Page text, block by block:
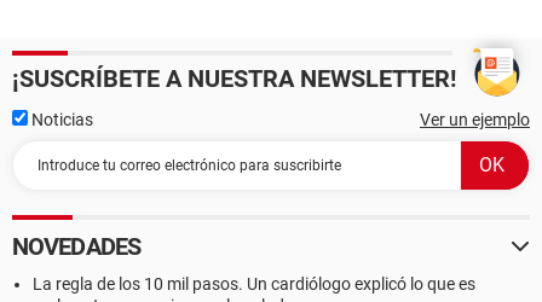
¡SUSCRÍBETE A NUESTRA NEWSLETTER!
Noticias Ver un ejemplo
NOVEDADES
La regla de los 10 mil pasos. Un cardiólogo explicó lo que es